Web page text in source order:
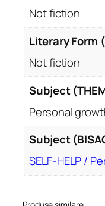
Not fiction
Literary Form
Not fiction
Subject
Personal
Subject
SELF-HELP /